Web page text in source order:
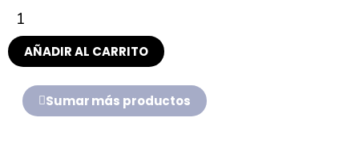
AÑADIR AL CARRITO
Sumar más productos